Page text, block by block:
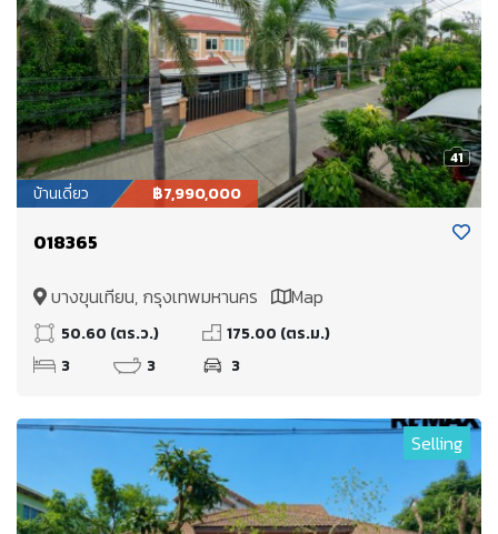
41
บ้านเดี่ยว ฿7,990,000
018365
บางขุนเทียน, กรุงเทพมหานคร Map
50.60 (ตร.ว.)
175.00 (ตร.ม.)
3
3 3
Selling